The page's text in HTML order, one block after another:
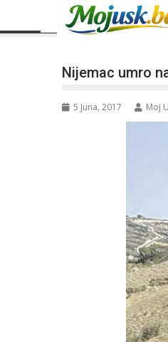
Nijemac umro
5 Juna, 2017 Moj